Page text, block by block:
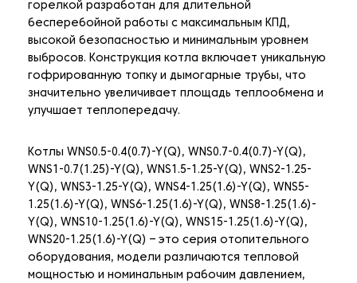
горелкой разработан для длительной
бесперебойной работы с максимальным КПД,
высокой безопасностью и минимальным уровнем
выбросов. Конструкция котла включает уникальную
гофрированную топку и дымогарные трубы, что
значительно увеличивает площадь теплообмена и
улучшает теплопередачу.
Котлы WNS0.5-0.4(0.7)-Y(Q), WNS0.7-0.4(0.7)-Y(Q),
WNS1-0.7(1.25)-Y(Q), WNS1.5-1.25-Y(Q), WNS2-1.25-
Y(Q), WNS3-1.25-Y(Q), WNS4-1.25(1.6)-Y(Q), WNS5-
1.25(1.6)-Y(Q), WNS6-1.25(1.6)-Y(Q), WNS8-1.25(1.6)-
Y(Q), WNS10-1.25(1.6)-Y(Q), WNS15-1.25(1.6)-Y(Q),
WNS20-1.25(1.6)-Y(Q) – это серия отопительного
оборудования, модели различаются тепловой
мощностью и номинальным рабочим давлением,